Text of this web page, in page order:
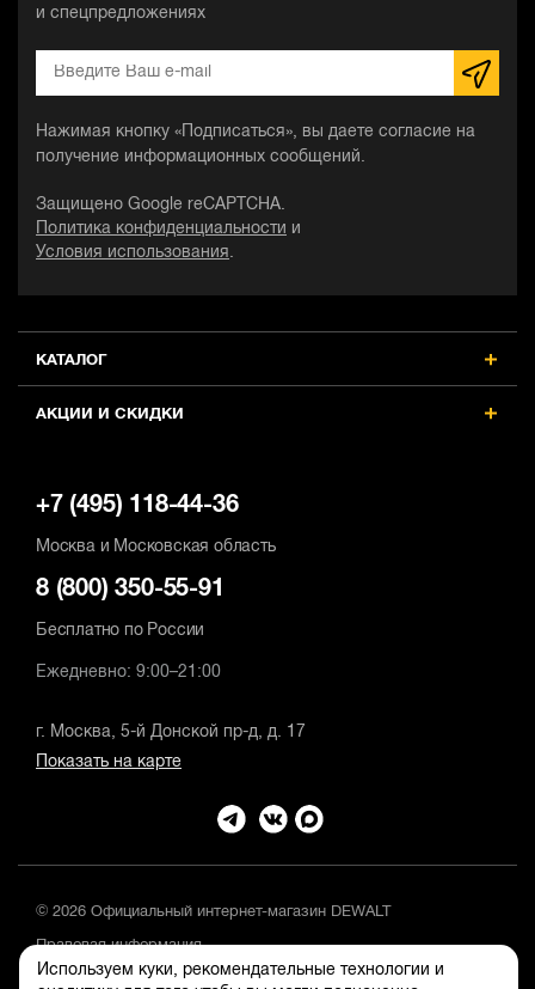
Используем куки, рекомендательные технологии и
КАТАЛОГ
АКЦИИ И СКИДКИ
и спецпредложениях
Нажимая кнопку «Подписаться», вы даете согласие на
получение информационных сообщений.
Защищено Google reCAPTCHA.
Политика конфиденциальности
и
Условия использования .
+7 (495) 118-44-36
Москва и Московская область
8 (800) 350-55-91
Бесплатно по России
Ежедневно: 9:00–21:00
г. Москва, 5-й Донской пр-д, д. 17
Показать на карте
© 2026 Официальный интернет-магазин DEWALT
Правовая информация
Положение об обработке и защите персональных данных